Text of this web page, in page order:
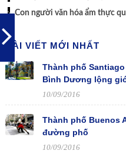
Con người văn hóa ẩm thực
BÀI VIẾT MỚI NHẤT
Thành phố
Bình Dương lộng
10/09/2016
Thành phố Buenos
đường phố
10/09/2016